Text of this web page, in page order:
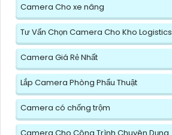
Camera Cho xe nâng
Tư Vấn Chọn Camera Cho Kho Logistics
Camera Giá Rẻ Nhất
Lắp Camera Phòng Phẩu Thuật
Camera có chống trộm
Camera Cho Công Trình Chuyên Dụng